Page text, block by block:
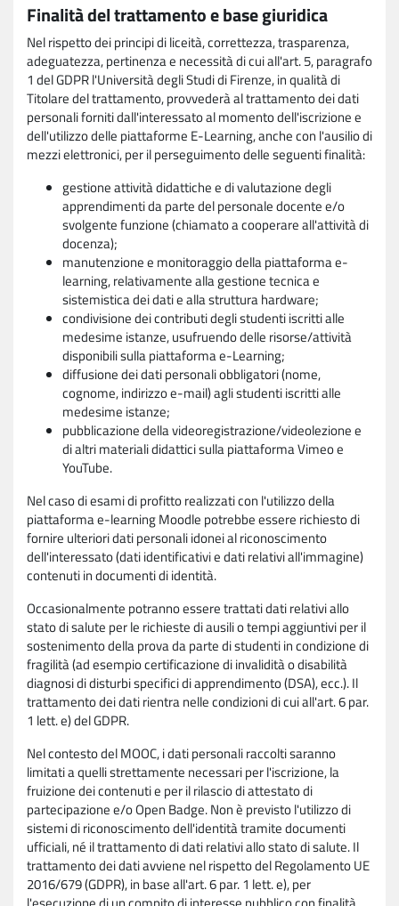
Finalità del trattamento e base giuridica
Nel rispetto dei principi di liceità, correttezza, trasparenza,
adeguatezza, pertinenza e necessità di cui all'art. 5, paragrafo
1 del GDPR l'Università degli Studi di Firenze, in qualità di
Titolare del trattamento, provvederà al trattamento dei dati
personali forniti dall'interessato al momento dell'iscrizione e
dell'utilizzo delle piattaforme E-Learning, anche con l'ausilio di
mezzi elettronici, per il perseguimento delle seguenti finalità:
gestione attività didattiche e di valutazione degli
apprendimenti da parte del personale docente e/o
svolgente funzione (chiamato a cooperare all'attività di
docenza);
manutenzione e monitoraggio della piattaforma e-
learning, relativamente alla gestione tecnica e
sistemistica dei dati e alla struttura hardware;
condivisione dei contributi degli studenti iscritti alle
medesime istanze, usufruendo delle risorse/attività
disponibili sulla piattaforma e-Learning;
diffusione dei dati personali obbligatori (nome,
cognome, indirizzo e-mail) agli studenti iscritti alle
medesime istanze;
pubblicazione della videoregistrazione/videolezione e
di altri materiali didattici sulla piattaforma Vimeo e
YouTube.
Nel caso di esami di profitto realizzati con l'utilizzo della
piattaforma e-learning Moodle potrebbe essere richiesto di
fornire ulteriori dati personali idonei al riconoscimento
dell'interessato (dati identificativi e dati relativi all'immagine)
contenuti in documenti di identità.
Occasionalmente potranno essere trattati dati relativi allo
stato di salute per le richieste di ausili o tempi aggiuntivi per il
sostenimento della prova da parte di studenti in condizione di
fragilità (ad esempio certificazione di invalidità o disabilità
diagnosi di disturbi specifici di apprendimento (DSA), ecc.). Il
trattamento dei dati rientra nelle condizioni di cui all'art. 6 par.
1 lett. e) del GDPR.
Nel contesto del MOOC, i dati personali raccolti saranno
limitati a quelli strettamente necessari per l'iscrizione, la
fruizione dei contenuti e per il rilascio di attestato di
partecipazione e/o Open Badge. Non è previsto l'utilizzo di
sistemi di riconoscimento dell'identità tramite documenti
ufficiali, né il trattamento di dati relativi allo stato di salute. Il
trattamento dei dati avviene nel rispetto del Regolamento UE
2016/679 (GDPR), in base all'art. 6 par. 1 lett. e), per